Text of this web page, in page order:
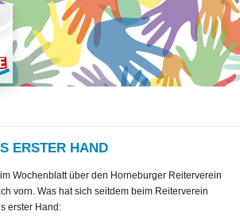
ERSTER HAND
Wochenblatt über den Horneburger Reiterverein
vorn. Was hat sich seitdem beim Reiterverein
erster Hand: